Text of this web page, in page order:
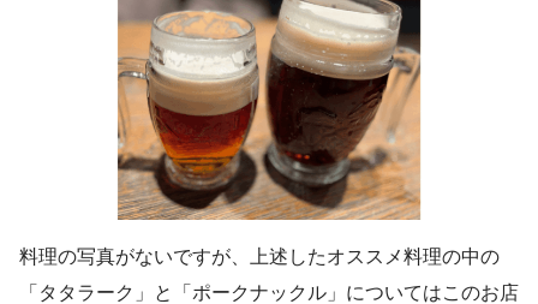
料理の写真がないですが、上述したオススメ料理の中の
「タタラーク」と「ポークナックル」についてはこのお店